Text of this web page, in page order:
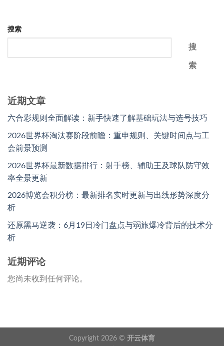
搜索
搜
索
近期文章
六合彩规则全面解读：新手快速了解基础玩法与选号技巧
2026世界杯淘汰赛阶段前瞻：重申规则、关键时间点与工
会前景预测
2026世界杯最新数据排行：射手榜、辅助王及球队防守效
率全景更新
2026博览会积分榜：最新排名实时更新与出线形势深度分
析
还原黑马逆袭：6月19日冷门盘点与弱旅爆冷背后的技术分
析
近期评论
您尚未收到任何评论。
Copyright 2026 © 开云体育